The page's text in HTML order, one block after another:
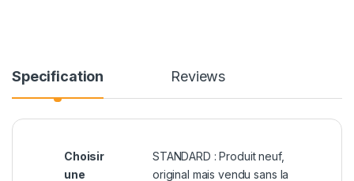
Specification Reviews
Choisir
une
STANDARD : Produit neuf,
original mais vendu sans la